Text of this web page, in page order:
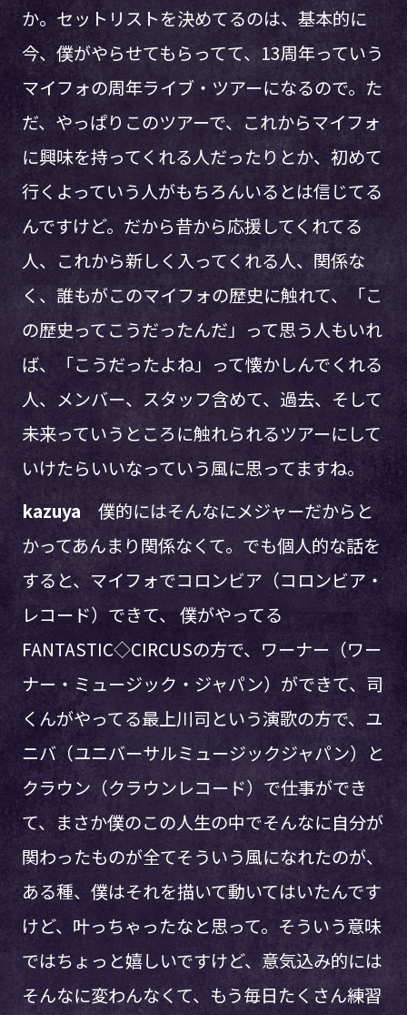
か。セットリストを決めてるのは、基本的に
今、僕がやらせてもらってて、13周年っていう
マイフォの周年ライブ・ツアーになるので。た
だ、やっぱりこのツアーで、これからマイフォ
に興味を持ってくれる人だったりとか、初めて
行くよっていう人がもちろんいるとは信じてる
んですけど。だから昔から応援してくれてる
人、これから新しく入ってくれる人、関係な
く、誰もがこのマイフォの歴史に触れて、「こ
の歴史ってこうだったんだ」って思う人もいれ
ば、「こうだったよね」って懐かしんでくれる
人、メンバー、スタッフ含めて、過去、そして
未来っていうところに触れられるツアーにして
いけたらいいなっていう風に思ってますね。
kazuya 僕的にはそんなにメジャーだからと
かってあんまり関係なくて。でも個人的な話を
すると、マイフォでコロンビア（コロンビア・
レコード）できて、 僕がやってる
FANTASTIC◇CIRCUSの方で、ワーナー（ワー
ナー・ミュージック・ジャパン）ができて、司
くんがやってる最上川司という演歌の方で、ユ
ニバ（ユニバーサルミュージックジャパン）と
クラウン（クラウンレコード）で仕事ができ
て、まさか僕のこの人生の中でそんなに自分が
関わったものが全てそういう風になれたのが、
ある種、僕はそれを描いて動いてはいたんです
けど、叶っちゃったなと思って。そういう意味
ではちょっと嬉しいですけど、意気込み的には
そんなに変わんなくて、もう毎日たくさん練習